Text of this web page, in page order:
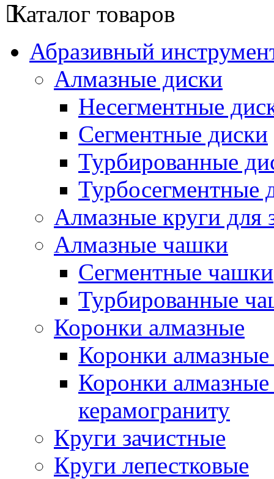
Каталог товаров
Абразивный
Алмазные диски
Несегментные
Сегментные диски
Турбированные
Турбосегментные
Алмазные круги для
Алмазные чашки
Сегментные чашки
Турбированные
Коронки алмазные
Коронки
Коронки
керамограниту
Круги зачистные
Круги лепестковые